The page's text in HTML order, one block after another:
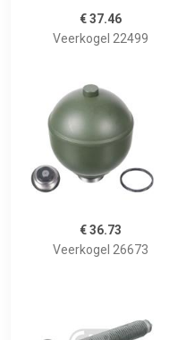
€ 37.46
Veerkogel 22499
€ 36.73
Veerkogel 26673